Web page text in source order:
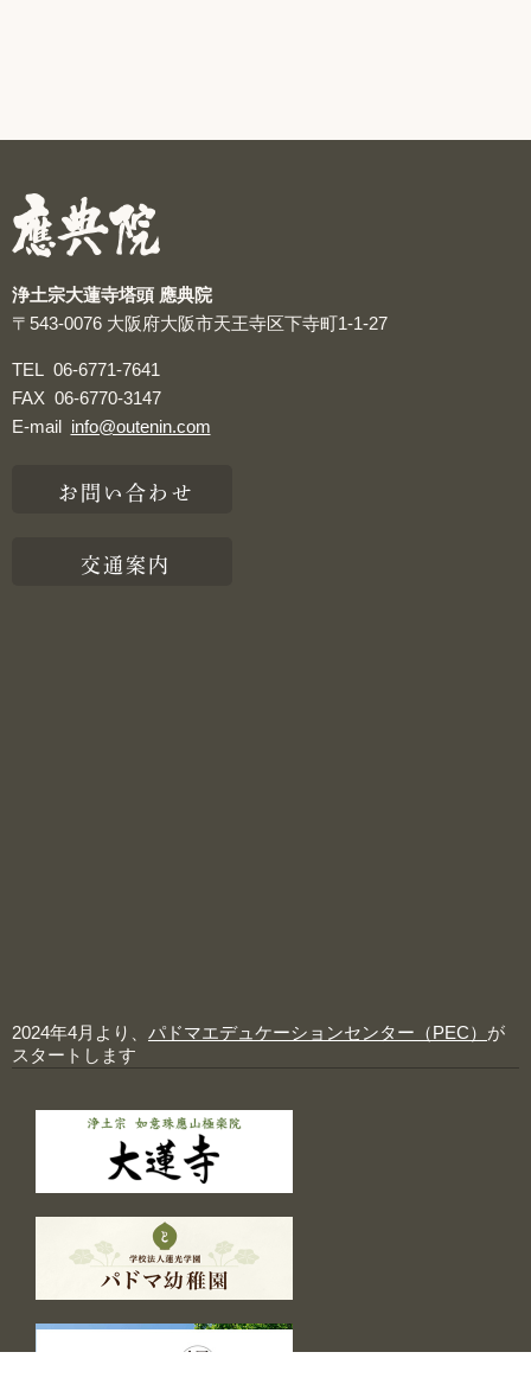
浄土宗大蓮寺塔頭 應典院
〒543-0076 大阪府大阪市天王寺区下寺町1-1-27
TEL 06-6771-7641
FAX 06-6770-3147
E-mail info@outenin.com
お問い合わせ
交通案内
2024年4月より、 パドマエデュケーションセンター（PEC） が
スタートします